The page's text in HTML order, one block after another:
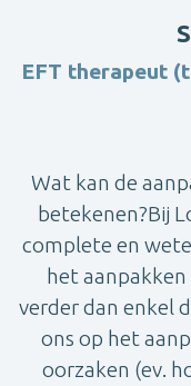
EFT therapeut
Wat kan de
betekenen?Bij
complete en
het
verder dan enkel
ons op het
oorzaken (ev.